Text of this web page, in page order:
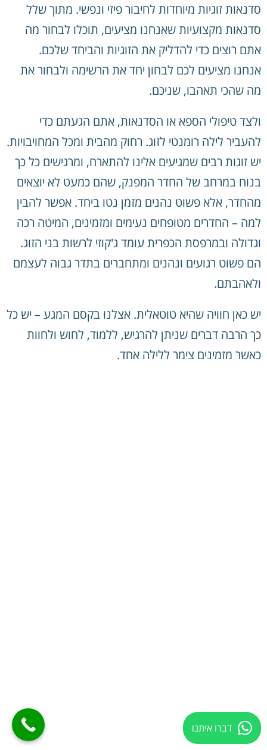
סדנאות זוגיות מיוחדות לחיבור פיזי ונפשי. מתוך שלל
סדנאות מקצועיות שאנחנו מציעים, תוכלו לבחור מה
אתם רוצים כדי להדליק את הזוגיות והביחד שלכם.
אנחנו מציעים לכם לבחון יחד את הרשימה ולבחור את
מה שהכי תאהבו, שניכם.
ולצד טיפולי הספא או הסדנאות, אתם הגעתם כדי
להעביר לילה רומנטי לזוג. רחוק מהבית ומכל המחויבויות.
יש זוגות רבים שמגיעים אלינו להתארח, ומרגישים כל כך
בנוח במרחב של החדר המפנק, שהם כמעט לא יוצאים
מהחדר, אלא פשוט נהנים מזמן נטו ביחד. אפשר להבין
למה – החדרים מטופחים נעימים ומזמינים, המיטה רכה
וגדולה ובמרפסת הכפרית עומד ג'קוזי לרשות בני הזוג.
הם פשוט רגועים ונהנים ומתחברים בתדר גבוה לעצמם
ולאהבתם.
יש כאן חוויה שהיא טוטאלית. אצלנו בקסם המגע – יש כל
כך הרבה דברים שניתן להרגיש, ללמוד, לחוש ולחוות
כאשר מזמינים צימר ללילה אחד.
דברו איתנו